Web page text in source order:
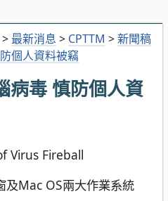
> 最新消息 > CPTTM >新聞稿
個人資料被竊
病毒 慎防個人資
及Mac OS兩大作業系統